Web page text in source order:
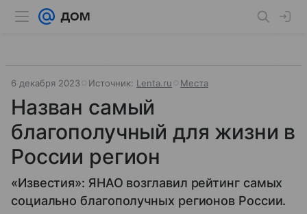
6 декабря 2023 Источник: Lenta.ru Места
Назван самый
благополучный для жизни в
России регион
«Известия»: ЯНАО возглавил рейтинг самых
социально благополучных регионов России.